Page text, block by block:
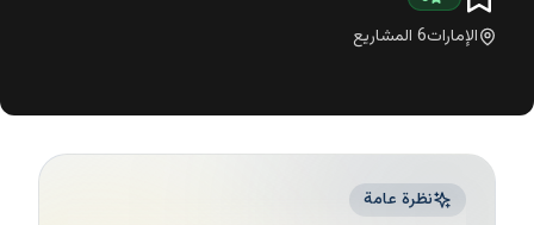
الإمارات6 المشاريع
نظرة عامة